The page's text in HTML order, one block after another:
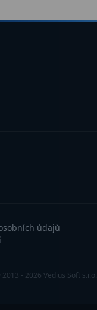
údajů
- 2026 Vedius Soft s.r.o.